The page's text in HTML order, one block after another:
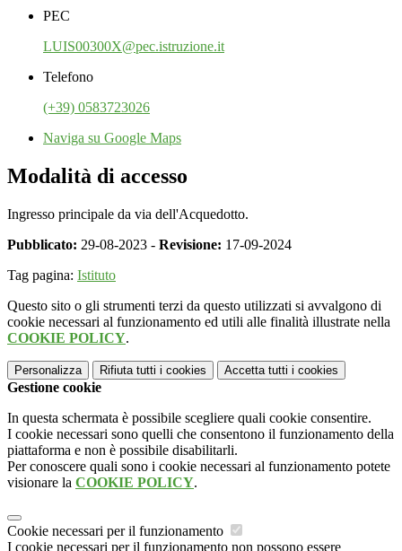
PEC
LUIS00300X@pec.istruzione.it
Telefono
(+39) 0583723026
Naviga su Google Maps
Modalità di accesso
Ingresso principale da via dell'Acquedotto.
Pubblicato: 29-08-2023 - Revisione: 17-09-2024
Tag pagina: Istituto
Questo sito o gli strumenti terzi da questo utilizzati si avvalgono di
cookie necessari al funzionamento ed utili alle finalità illustrate nella
COOKIE POLICY.
Personalizza Rifiuta tutti i cookies Accetta tutti i cookies
Gestione cookie
In questa schermata è possibile scegliere quali cookie consentire.
I cookie necessari sono quelli che consentono il funzionamento della
piattaforma e non è possibile disabilitarli.
Per conoscere quali sono i cookie necessari al funzionamento potete
visionare la COOKIE POLICY.
Cookie necessari per il funzionamento
I cookie necessari per il funzionamento non possono essere